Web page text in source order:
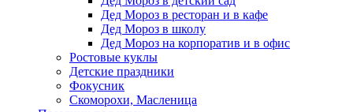
Дед Мороз в ресторан и в кафе
Дед Мороз в школу
Дед Мороз на корпоратив и в офис
Ростовые куклы
Детские праздники
Фокусник
Скоморохи, Масленица